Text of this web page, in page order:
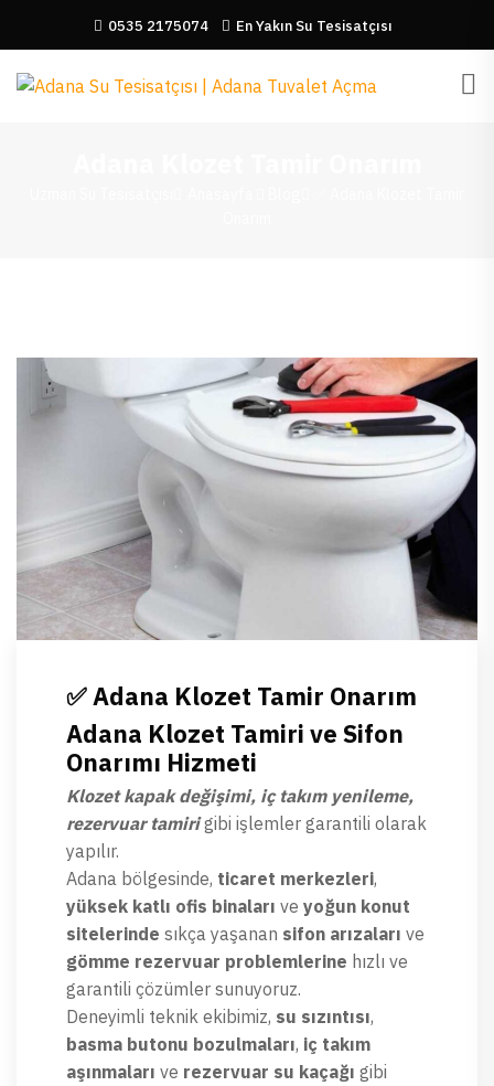
0535 2175074 En Yakın Su Tesisatçısı
✅ Adana Klozet Tamir Onarım
Adana Klozet Tamiri ve Sifon
Onarımı Hizmeti
Klozet kapak değişimi, iç takım yenileme,
rezervuar tamirigibi işlemler garantili olarak
yapılır.
Adana bölgesinde, ticaret merkezleri,
yüksek katlı ofis binaları ve yoğun konut
sitelerinde sıkça yaşanan sifon arızaları ve
gömme rezervuar problemlerine hızlı ve
garantili çözümler sunuyoruz.
Deneyimli teknik ekibimiz, su sızıntısı,
basma butonu bozulmaları, iç takım
aşınmaları ve rezervuar su kaçağı gibi